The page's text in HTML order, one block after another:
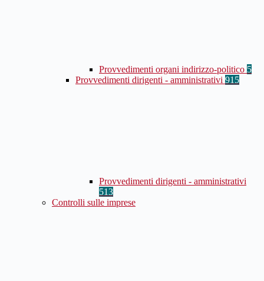
Provvedimenti organi indirizzo-politico 5
Provvedimenti dirigenti - amministrativi 915
Provvedimenti dirigenti - amministrativi
513
Controlli sulle imprese